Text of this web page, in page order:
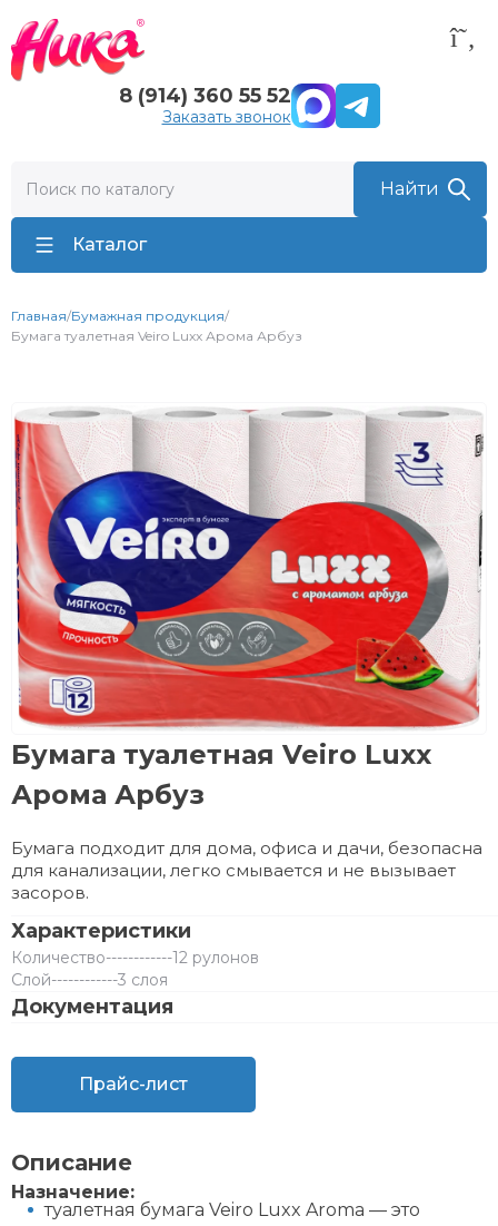
8 (914) 360 55 52
Заказать звонок
Каталог
Главная/Бумажная продукция/
Бумага туалетная Veiro Luxx Арома Арбуз
Бумага туалетная Veiro Luxx
Арома Арбуз
Бумага подходит для дома, офиса и дачи, безопасна
для канализации, легко смывается и не вызывает
засоров.
Характеристики
Количество------------12 рулонов
Слой------------3 слоя
Документация
Прайс-лист
Описание
Назначение:
туалетная бумага Veiro Luxx Aroma — это